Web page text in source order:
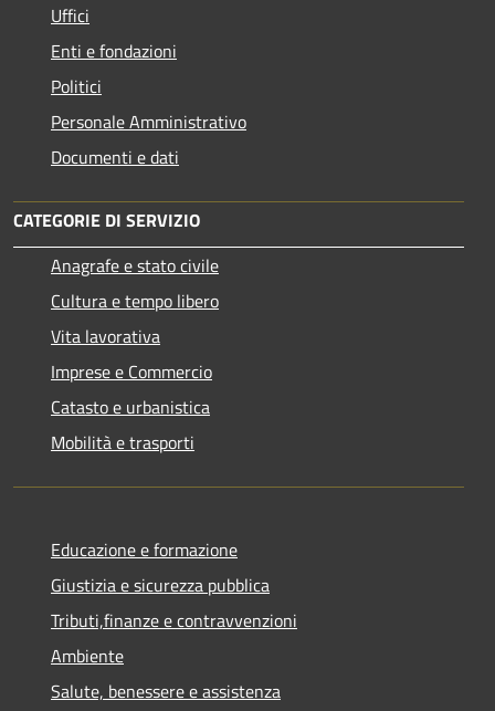
Uffici
Enti e fondazioni
Politici
Personale Amministrativo
Documenti e dati
CATEGORIE DI SERVIZIO
Anagrafe e stato civile
Cultura e tempo libero
Vita lavorativa
Imprese e Commercio
Catasto e urbanistica
Mobilità e trasporti
Educazione e formazione
Giustizia e sicurezza pubblica
Tributi,finanze e contravvenzioni
Ambiente
Salute, benessere e assistenza